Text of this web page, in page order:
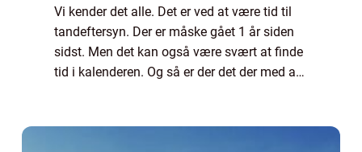
Vi kender det alle. Det er ved at være tid til
tandeftersyn. Der er måske gået 1 år siden
sidst. Men det kan også være svært at finde
tid i kalenderen. Og så er der det der med at